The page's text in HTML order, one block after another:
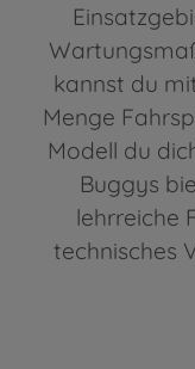
kannst du
Menge
Modell du
Buggys
lehrreiche
technisches